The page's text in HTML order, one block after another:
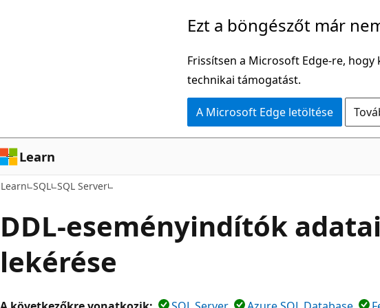
Ezt a böngészőt már
Frissítsen a Microsoft Edge-re,
technikai támogatást.
A Microsoft Edge letöltése
Learn
Learn SQL SQL Server
DDL-eseményindítók
lekérése